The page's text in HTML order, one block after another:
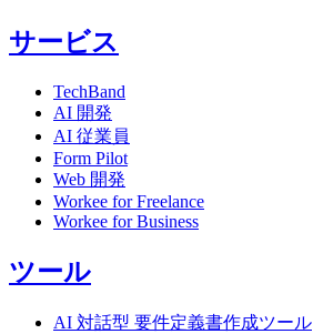
サービス
TechBand
AI 開発
AI 従業員
Form Pilot
Web 開発
Workee for Freelance
Workee for Business
ツール
AI 対話型 要件定義書作成ツール